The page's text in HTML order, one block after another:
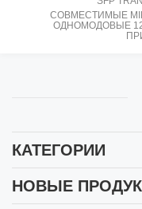
СОВМЕСТИМЫЕ
ОДНОМОДОВЫЕ
КАТЕГОРИИ
НОВЫЕ